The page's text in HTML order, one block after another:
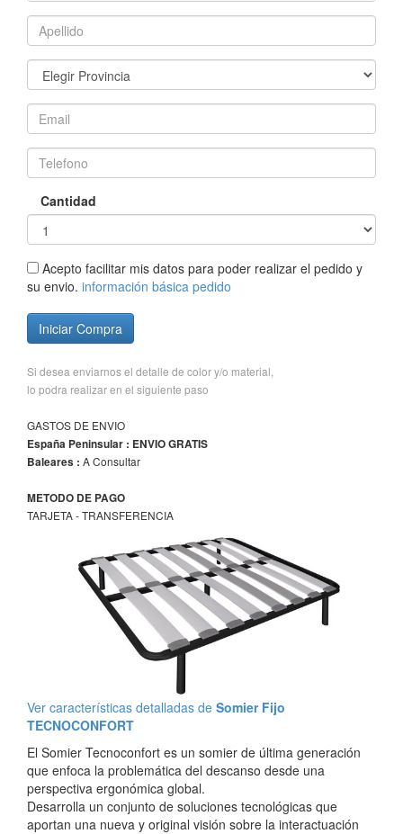
Cantidad
Acepto facilitar mis datos para poder realizar el pedido y
su envio. información básica pedido
Iniciar Compra
Si desea enviarnos el detalle de color y/o material,
lo podra realizar en el siguiente paso
GASTOS DE ENVIO
España Peninsular : ENVIO GRATIS
Baleares : A Consultar
METODO DE PAGO
TARJETA - TRANSFERENCIA
Ver características detalladas de Somier Fijo
TECNOCONFORT
El Somier Tecnoconfort es un somier de última generación
que enfoca la problemática del descanso desde una
perspectiva ergonómica global.
Desarrolla un conjunto de soluciones tecnológicas que
aportan una nueva y original visión sobre la interactuación